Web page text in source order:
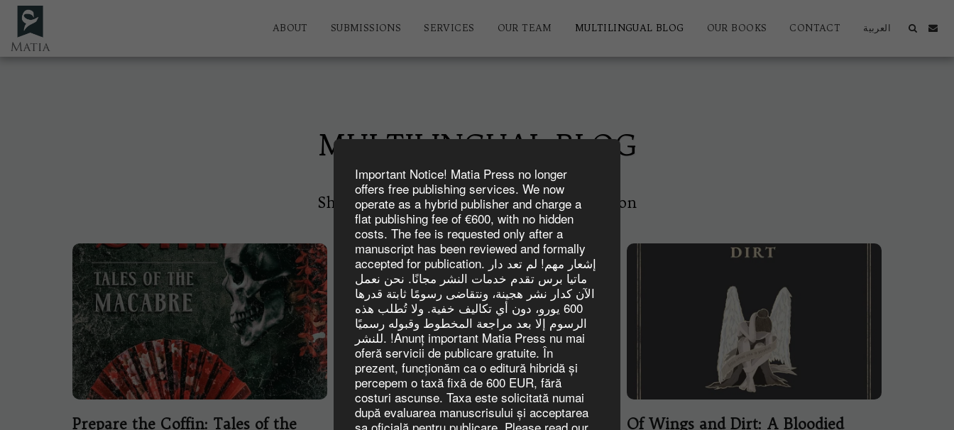
Important Notice! Matia Press no longer
offers free publishing services. We now
operate as a hybrid publisher and charge a
flat publishing fee of €600, with no hidden
costs. The fee is requested only after a
manuscript has been reviewed and formally
accepted for publication. إشعار مهم! لم تعد دار
ماتيا برس تقدم خدمات النشر مجانًا. نحن نعمل
الآن كدار نشر هجينة، ونتقاضى رسومًا ثابتة قدرها
600 يورو، دون أي تكاليف خفية. ولا تُطلب هذه
الرسوم إلا بعد مراجعة المخطوط وقبوله رسميًا
للنشر. !Anunț important Matia Press nu mai
oferă servicii de publicare gratuite. În
prezent, funcționăm ca o editură hibridă și
percepem o taxă fixă de 600 EUR, fără
costuri ascunse. Taxa este solicitată numai
după evaluarea manuscrisului și acceptarea
ABOUT SUBMISSIONS SERVICES OUR TEAM MULTILINGUAL BLOG OUR BOOKS CONTACT العربية
MULTILINGUAL BLOG
Short stories, poetry, and creative nonfiction
Prepare the Coffin: Tales of the
Joan of Domrémy by Kenneth
Of Wings and Dirt: A Bloodied